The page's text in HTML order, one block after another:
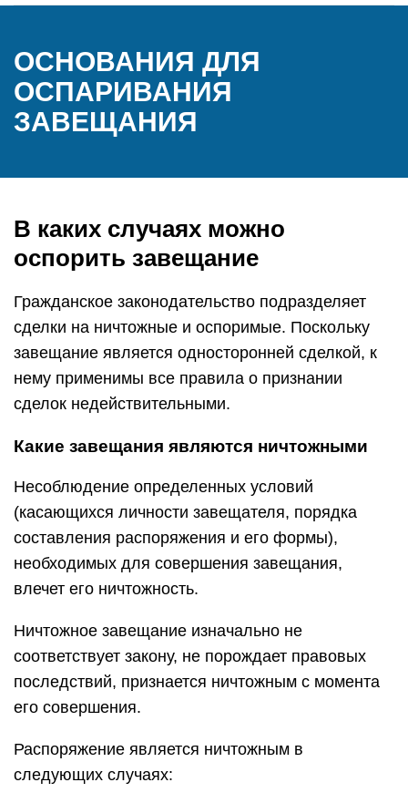
ОСНОВАНИЯ ДЛЯ
ОСПАРИВАНИЯ
ЗАВЕЩАНИЯ
В каких случаях можно
оспорить завещание
Гражданское законодательство подразделяет
сделки на ничтожные и оспоримые. Поскольку
завещание является односторонней сделкой, к
нему применимы все правила о признании
сделок недействительными.
Какие завещания являются ничтожными
Несоблюдение определенных условий
(касающихся личности завещателя, порядка
составления распоряжения и его формы),
необходимых для совершения завещания,
влечет его ничтожность.
Ничтожное завещание изначально не
соответствует закону, не порождает правовых
последствий, признается ничтожным с момента
его совершения.
Распоряжение является ничтожным в
следующих случаях: